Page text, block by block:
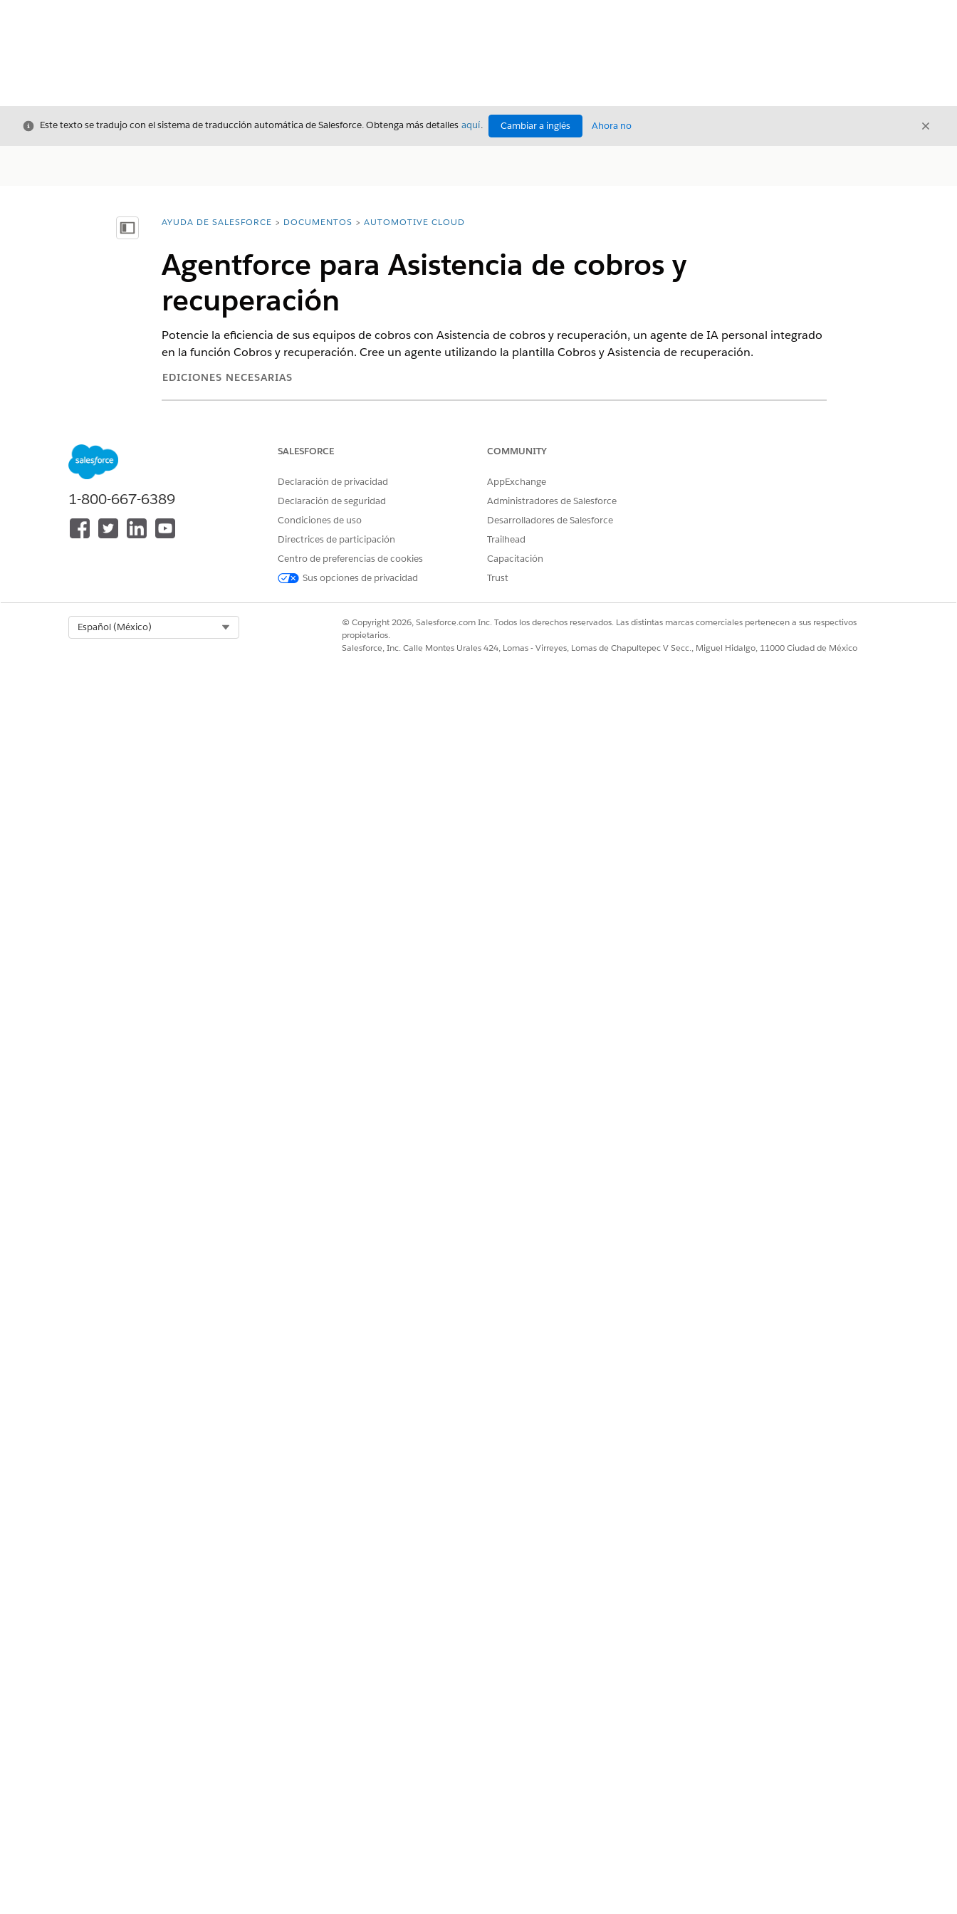
Cerrar
Este texto se tradujo con el sistema de traducción automática de Salesforce. Obtenga más detalles aquí. Cambiar a inglés Ahora no Cerrar
Mostrar índice de materias
Usted está aquí:
AYUDA DE SALESFORCE DOCUMENTOS AUTOMOTIVE CLOUD
Agentforce para Asistencia de cobros y
recuperación
Potencie la eficiencia de sus equipos de cobros con Asistencia de cobros y recuperación, un agente de IA personal integrado
en la función Cobros y recuperación. Cree un agente utilizando la plantilla Cobros y Asistencia de recuperación.
EDICIONES NECESARIAS
Automotive Edition o incluido en Agentforce 1 Automotive Edition. Requiere que cada usuario tenga el complemento Agentforce for
Asegúrese de que los permisos de usuario Einstein for Automotive y Recopilaciones y recuperación están duplicados y
asignados a su administrador antes de empezar.
Para obtener más detalles y los pasos de configuración, consulteAgenteforce Collections and Recovery Assistance
¡Háganos saber cómo podemos mejorar!
Sí No
1-800-667-6389
SALESFORCE
Declaración de privacidad
Declaración de seguridad
Condiciones de uso
Directrices de participación
Centro de preferencias de cookies
Sus opciones de privacidad
COMMUNITY
AppExchange
Administradores de Salesforce
Desarrolladores de Salesforce
Trailhead
Capacitación
Trust
Español (México)
© Copyright 2026, Salesforce.com Inc. Todos los derechos reservados. Las distintas marcas comerciales pertenecen a sus respectivos
propietarios.
Salesforce, Inc. Calle Montes Urales 424, Lomas - Virreyes, Lomas de Chapultepec V Secc., Miguel Hidalgo, 11000 Ciudad de México